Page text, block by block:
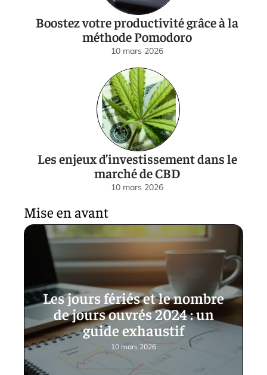
Boostez votre productivité grâce à la
méthode Pomodoro
10 mars 2026
Les enjeux d’investissement dans le
marché de CBD
10 mars 2026
Mise en avant
Les jours fériés et le nombre
de jours ouvrés 2024 : un
guide exhaustif
10 mars 2026